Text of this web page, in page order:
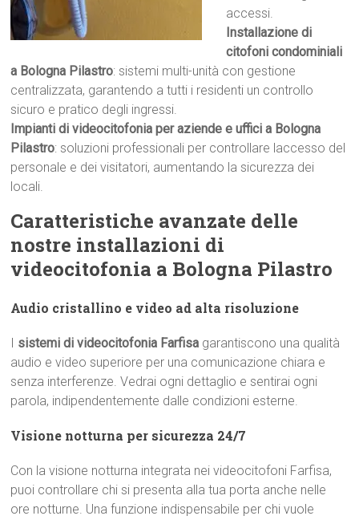
accessi.
Installazione di
citofoni condominiali
a Bologna Pilastro: sistemi multi-unità con gestione
centralizzata, garantendo a tutti i residenti un controllo
sicuro e pratico degli ingressi.
Impianti di videocitofonia per aziende e uffici a Bologna
Pilastro: soluzioni professionali per controllare laccesso del
personale e dei visitatori, aumentando la sicurezza dei
locali.
Caratteristiche avanzate delle
nostre installazioni di
videocitofonia a Bologna Pilastro
Audio cristallino e video ad alta risoluzione
I sistemi di videocitofonia Farfisa garantiscono una qualità
audio e video superiore per una comunicazione chiara e
senza interferenze. Vedrai ogni dettaglio e sentirai ogni
parola, indipendentemente dalle condizioni esterne.
Visione notturna per sicurezza 24/7
Con la visione notturna integrata nei videocitofoni Farfisa,
puoi controllare chi si presenta alla tua porta anche nelle
ore notturne. Una funzione indispensabile per chi vuole